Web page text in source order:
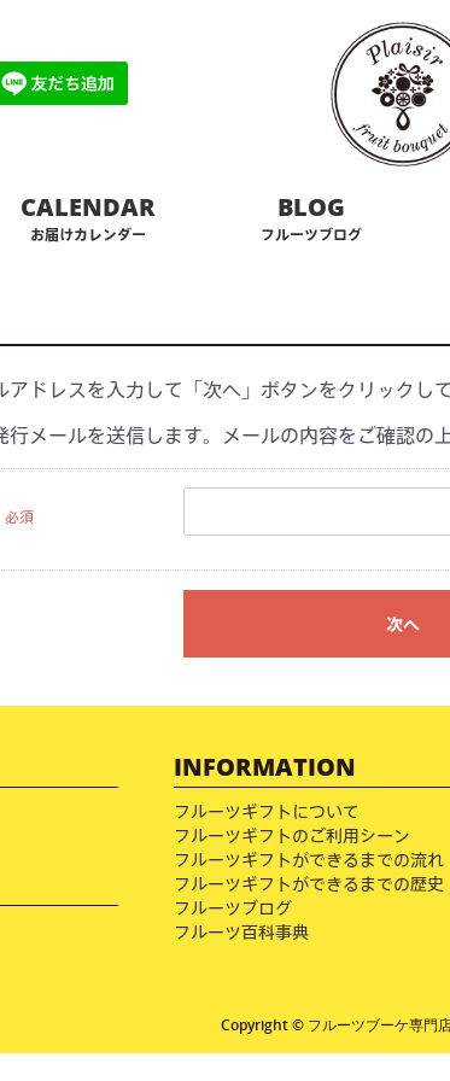
CALENDAR
お届けカレンダー
BLOG
フルーツブログ
アドレスを入力して「次へ」ボタンをクリックして
メールを送信します。メールの内容をご確認の
必須
次へ
INFORMATION
フルーツギフトについて
フルーツギフトのご利用シーン
フルーツギフトができるまでの流れ
フルーツギフトができるまでの歴史
フルーツブログ
フルーツ百科事典
Copyright © フルーツブーケ専門